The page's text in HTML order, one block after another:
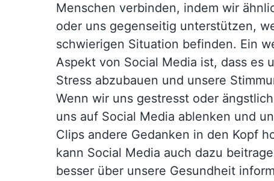
Menschen verbinden, indem wir
oder uns gegenseitig unterstützen,
schwierigen Situation befinden. Ein
Aspekt von Social Media ist, dass es
Stress abzubauen und unsere
Wenn wir uns gestresst oder
uns auf Social Media ablenken und
Clips andere Gedanken in den Kopf
kann Social Media auch dazu
besser über unsere Gesundheit